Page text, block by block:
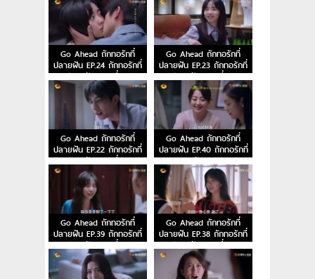
Go Ahead ถักทอรักที่
ปลายฝัน EP.24 ถักทอรักที่
ปลายฝัน ตอนที่ 24
Go Ahead ถักทอรักที่
ปลายฝัน EP.23 ถักทอรักที่
ปลายฝัน ตอนที่ 23
Go Ahead ถักทอรักที่
ปลายฝัน EP.22 ถักทอรักที่
ปลายฝัน ตอนที่ 22
Go Ahead ถักทอรักที่
ปลายฝัน EP.40 ถักทอรักที่
ปลายฝัน ตอนจบ
Go Ahead ถักทอรักที่
ปลายฝัน EP.39 ถักทอรักที่
ปลายฝัน ตอนที่ 39
Go Ahead ถักทอรักที่
ปลายฝัน EP.38 ถักทอรักที่
ปลายฝัน ตอนที่ 38